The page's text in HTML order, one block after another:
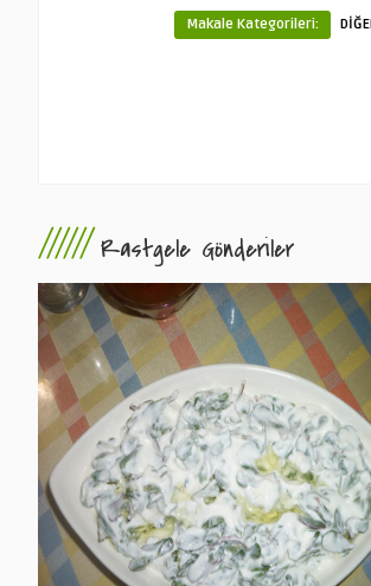
Makale Kategorileri:
////// Rastgele Gönderiler